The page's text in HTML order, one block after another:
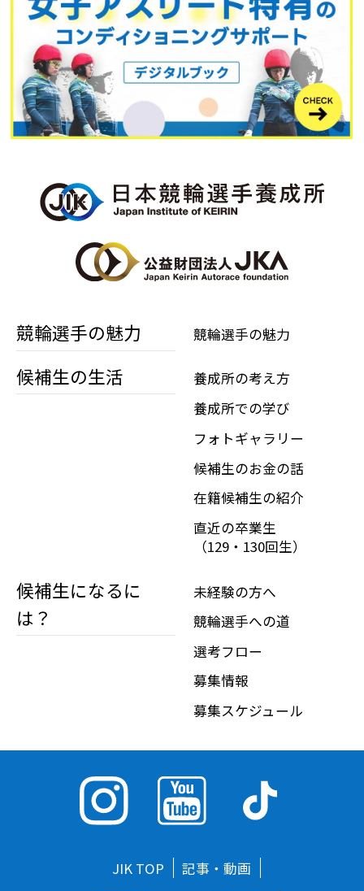
競輪選手の魅力 競輪選手の魅力
候補生の生活
養成所の考え方
養成所での学び
フォトギャラリー
候補生のお金の話
在籍候補生の紹介
直近の卒業生
（129・130回生）
候補生になるに
は？
未経験の方へ
競輪選手への道
選考フロー
募集情報
募集スケジュール
JIK TOP
記事・動画